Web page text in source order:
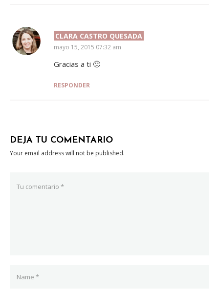
CLARA CASTRO QUESADA
mayo 15, 2015 07:32 am
Gracias a ti 🙂
RESPONDER
DEJA TU COMENTARIO
Your email address will not be published.